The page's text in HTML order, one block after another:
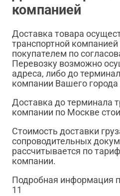
компанией
Доставка товара
транспортной
покупателем по
Перевозку возможно
адреса, либо до
компании Вашего
Доставка до терминала
компании по Москве
Стоимость доставки
сопроводительных
рассчитывается по
компании.
Подробная информация
11